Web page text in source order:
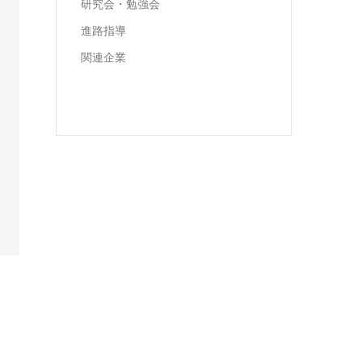
研究会・勉強会
進路指導
関連企業